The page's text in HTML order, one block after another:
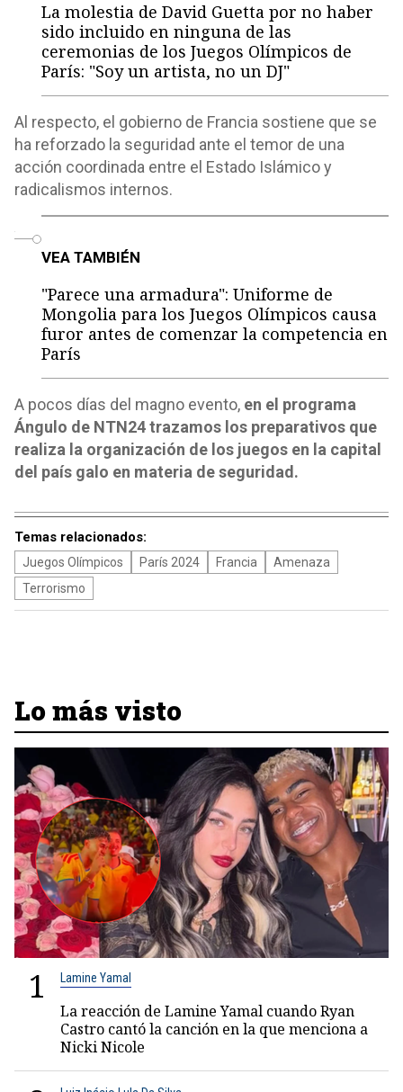
La molestia de David Guetta por no haber
sido incluido en ninguna de las
ceremonias de los Juegos Olímpicos de
París: "Soy un artista, no un DJ"
Al respecto, el gobierno de Francia sostiene que se
ha reforzado la seguridad ante el temor de una
acción coordinada entre el Estado Islámico y
radicalismos internos.
VEA TAMBIÉN
"Parece una armadura": Uniforme de
Mongolia para los Juegos Olímpicos causa
furor antes de comenzar la competencia en
París
A pocos días del magno evento, en el programa
Ángulo de NTN24 trazamos los preparativos que
realiza la organización de los juegos en la capital
del país galo en materia de seguridad.
Temas relacionados:
Juegos Olímpicos París 2024 Francia
Amenaza
Terrorismo
Lo más visto
1 Lamine Yamal
La reacción de Lamine Yamal cuando Ryan
Castro cantó la canción en la que menciona a
Nicki Nicole